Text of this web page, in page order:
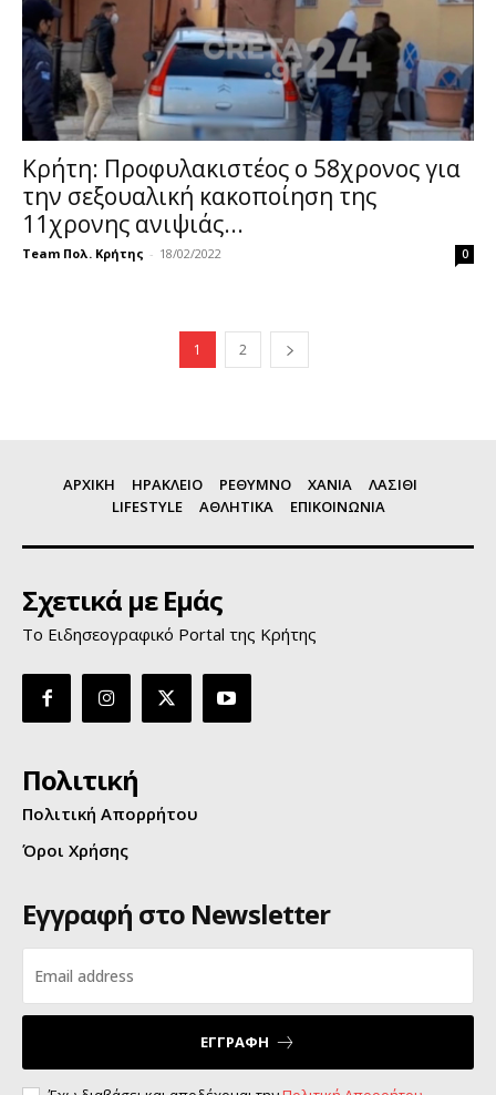
Κρήτη: Προφυλακιστέος ο 58χρονος για
την σεξουαλική κακοποίηση της
11χρονης ανιψιάς...
Team Πολ. Κρήτης - 18/02/2022 0
1 2
ΑΡΧΙΚΗ ΗΡΑΚΛΕΙΟ ΡΕΘΥΜΝΟ ΧΑΝΙΑ
ΛΑΣΙΘΙ
LIFESTYLE
ΑΘΛΗΤΙΚΑ ΕΠΙΚΟΙΝΩΝΙΑ
Σχετικά με Εμάς
Το Ειδησεογραφικό Portal της Κρήτης
Πολιτική
Πολιτική Απορρήτου
Όροι Χρήσης
Εγγραφή στο Newsletter
ΕΓΓΡΑΦΗ